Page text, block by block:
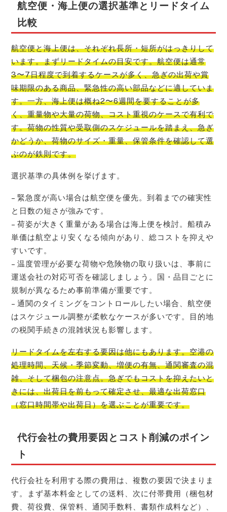
航空便・海上便の選択基準とリードタイム
比較
航空便と海上便は、それぞれ長所・短所がはっきりして
います。まずリードタイムの目安です。航空便は通常
3〜7日程度で到着するケースが多く、急ぎの出荷や賞
味期限のある商品、緊急性の高い部品などに適していま
す。一方、海上便は概ね2〜6週間を要することが多
く、重量物や大量の荷物、コスト重視のケースで有利で
す。荷物の性質や受取側のスケジュールを踏まえ、急ぎ
かどうか、荷物のサイズ・重量、保管条件を確認して選
ぶのが鉄則です。
選択基準の具体例を挙げます。
– 緊急度が高い場合は航空便を優先。到着までの確実性
と日数の短さが強みです。
– 荷姿が大きく重量がある場合は海上便を検討。船積み
単価は航空より安くなる傾向があり、総コストを抑えや
すいです。
– 温度管理が必要な荷物や危険物の取り扱いは、事前に
運送会社の対応可否を確認しましょう。国・品目ごとに
規制が異なるため事前準備が重要です。
– 通関のタイミングをコントロールしたい場合、航空便
はスケジュール調整が柔軟なケースが多いです。目的地
の税関手続きの混雑状況も影響します。
リードタイムを左右する要因は他にもあります。空港の
処理時間、天候・季節変動、増便の有無、通関審査の混
雑、そして梱包の注意点。急ぎでもコストを抑えたいと
きには、出荷日を前もって確定させ、最適な出荷窓口
（窓口時間帯や出荷日）を選ぶことが重要です。
代行会社の費用要因とコスト削減のポイン
ト
代行会社を利用する際の費用は、複数の要因で決まりま
す。まず基本料金としての送料、次に付帯費用（梱包材
費、荷役費、保管料、通関手数料、書類作成料など）、